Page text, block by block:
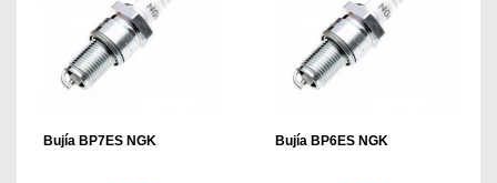
Bujía BP7ES NGK Bujía BP6ES NGK